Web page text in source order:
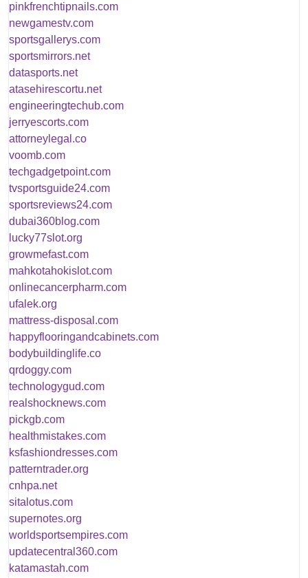
pinkfrenchtipnails.com
newgamestv.com
sportsgallerys.com
sportsmirrors.net
datasports.net
atasehirescortu.net
engineeringtechub.com
jerryescorts.com
attorneylegal.co
voomb.com
techgadgetpoint.com
tvsportsguide24.com
sportsreviews24.com
dubai360blog.com
lucky77slot.org
growmefast.com
mahkotahokislot.com
onlinecancerpharm.com
ufalek.org
mattress-disposal.com
happyflooringandcabinets.com
bodybuildinglife.co
qrdoggy.com
technologygud.com
realshocknews.com
pickgb.com
healthmistakes.com
ksfashiondresses.com
patterntrader.org
cnhpa.net
sitalotus.com
supernotes.org
worldsportsempires.com
updatecentral360.com
katamastah.com